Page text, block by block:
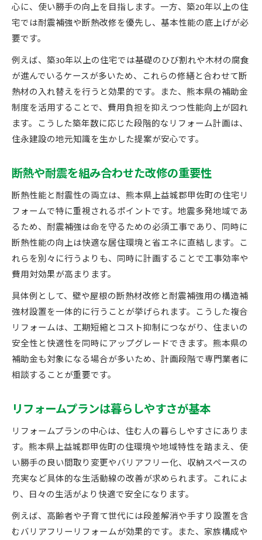
心に、使い勝手の向上を目指します。一方、築20年以上の住
宅では耐震補強や断熱改修を優先し、基本性能の底上げが必
要です。
例えば、築30年以上の住宅では基礎のひび割れや木材の腐食
が進んでいるケースが多いため、これらの修繕と合わせて断
熱材の入れ替えを行うと効果的です。また、熊本県の補助金
制度を活用することで、費用負担を抑えつつ性能向上が図れ
ます。こうした築年数に応じた段階的なリフォーム計画は、
住永建設の地元知識を生かした提案が安心です。
断熱や耐震を組み合わせた改修の重要性
断熱性能と耐震性の両立は、熊本県上益城郡甲佐町の住宅リ
フォームで特に重視されるポイントです。地震多発地域であ
るため、耐震補強は命を守るための必須工事であり、同時に
断熱性能の向上は快適な居住環境と省エネに直結します。こ
れらを別々に行うよりも、同時に計画することで工事効率や
費用対効果が高まります。
具体例として、壁や屋根の断熱材改修と耐震補強用の構造補
強材設置を一体的に行うことが挙げられます。こうした複合
リフォームは、工期短縮とコスト抑制につながり、住まいの
安全性と快適性を同時にアップグレードできます。熊本県の
補助金も対象になる場合が多いため、計画段階で専門業者に
相談することが重要です。
リフォームプランは暮らしやすさが基本
リフォームプランの中心は、住む人の暮らしやすさにありま
す。熊本県上益城郡甲佐町の住環境や地域特性を踏まえ、使
い勝手の良い間取り変更やバリアフリー化、収納スペースの
充実など具体的な生活動線の改善が求められます。これによ
り、日々の生活がより快適で安全になります。
例えば、高齢者や子育て世代には段差解消や手すり設置を含
むバリアフリーリフォームが効果的です。また、家族構成や